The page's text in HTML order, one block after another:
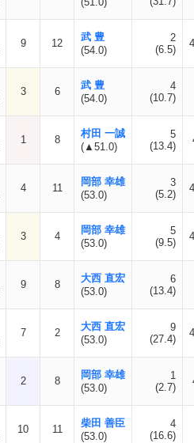
9 12
武 豊
(54.0)
2
(6.5)
3 6
武 豊
(54.0)
4
(10.7)
1 8
村田 一誠
(▲51.0)
5
(13.4)
4 11
岡部 幸雄
(53.0)
3
(5.2)
3 4
岡部 幸雄
(53.0)
5
(9.5)
9 8
大西 直宏
(53.0)
6
(13.4)
7 2
大西 直宏
(53.0)
9
(27.4)
2 8
岡部 幸雄
(53.0)
1
(2.7)
10 11
柴田 善臣
(53.0)
4
(16.6)